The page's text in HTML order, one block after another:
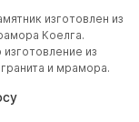
изготовлен из
Коелга.
из
и мрамора.